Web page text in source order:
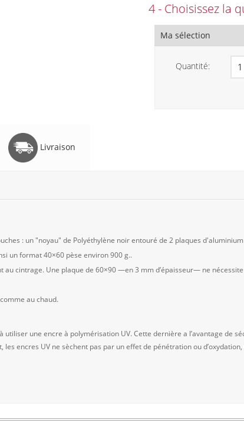
4 - Choisissez la
Ma sélection
Quantité:
Livraison
: un "noyau" de Polyéthylène noir entouré de 2 plaques
un format 40×60 pèse environ 900 g..
cintrage. Une plaque de 60×90 —en 3 mm d’épaisseur— ne
au chaud.
utiliser une encre à polymérisation UV. Cette dernière a l’avantage de
encres UV ne sèchent pas par un effet de pénétration ou